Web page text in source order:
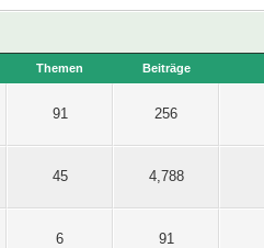
Themen Beiträge
91 256
45 4,788
6 91